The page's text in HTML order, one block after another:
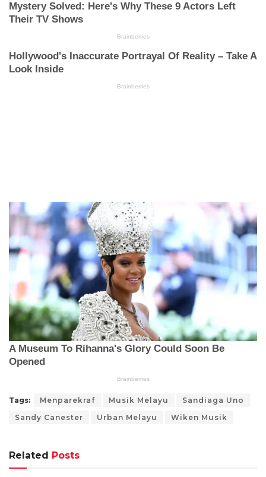
Tags: Menparekraf Musik Melayu
Sandiaga Uno
Sandy Canester
Urban Melayu Wiken Musik
Related Posts